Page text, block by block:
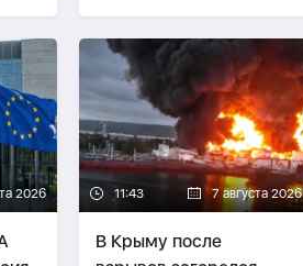
2026 11:43 7 августа 2026
В Крыму после